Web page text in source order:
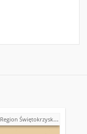
Region Świętokrzyski NSZZ "Solidarność". Delegatura Starachowice